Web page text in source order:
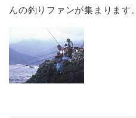
んの釣りファンが集まります。